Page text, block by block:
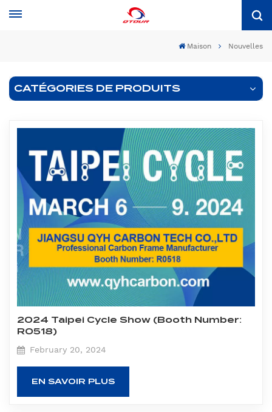
Maison Nouvelles
CATÉGORIES DE PRODUITS
2024 Taipei Cycle Show (Booth Number:
R0518)
February 20, 2024
EN SAVOIR PLUS